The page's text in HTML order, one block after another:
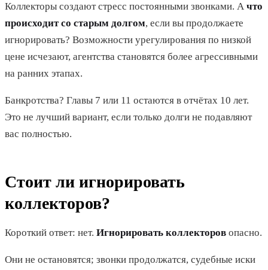
Коллекторы создают стресс постоянными звонками. А что
происходит со старым долгом, если вы продолжаете
игнорировать? Возможности урегулирования по низкой
цене исчезают, агентства становятся более агрессивными
на ранних этапах.
Банкротства? Главы 7 или 11 остаются в отчётах 10 лет.
Это не лучший вариант, если только долги не подавляют
вас полностью.
Стоит ли игнорировать
коллекторов?
Короткий ответ: нет. Игнорировать коллекторов опасно.
Они не остановятся; звонки продолжатся, судебные иски